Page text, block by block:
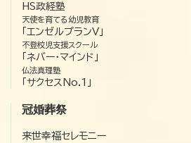
HS政経塾
天使を育てる幼児教育
「エンゼルプランV」
不登校児支援スクール
「ネバー・マインド」
仏法真理塾
「サクセスNo.1」
冠婚葬祭
来世幸福セレモニー